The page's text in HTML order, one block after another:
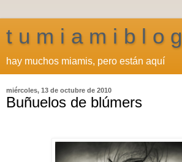
t u m i a m i b l o g
hay muchos miamis, pero están aquí
miércoles, 13 de octubre de 2010
Buñuelos de blúmers